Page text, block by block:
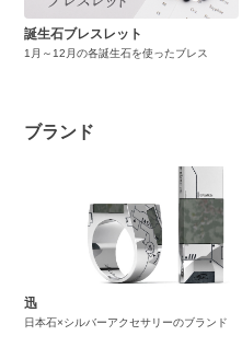
誕生石ブレスレット
1月～12月の各誕生石を使ったブレス
ブランド
迅
日本石×シルバーアクセサリーのブランド